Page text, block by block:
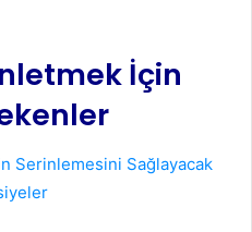
İçin